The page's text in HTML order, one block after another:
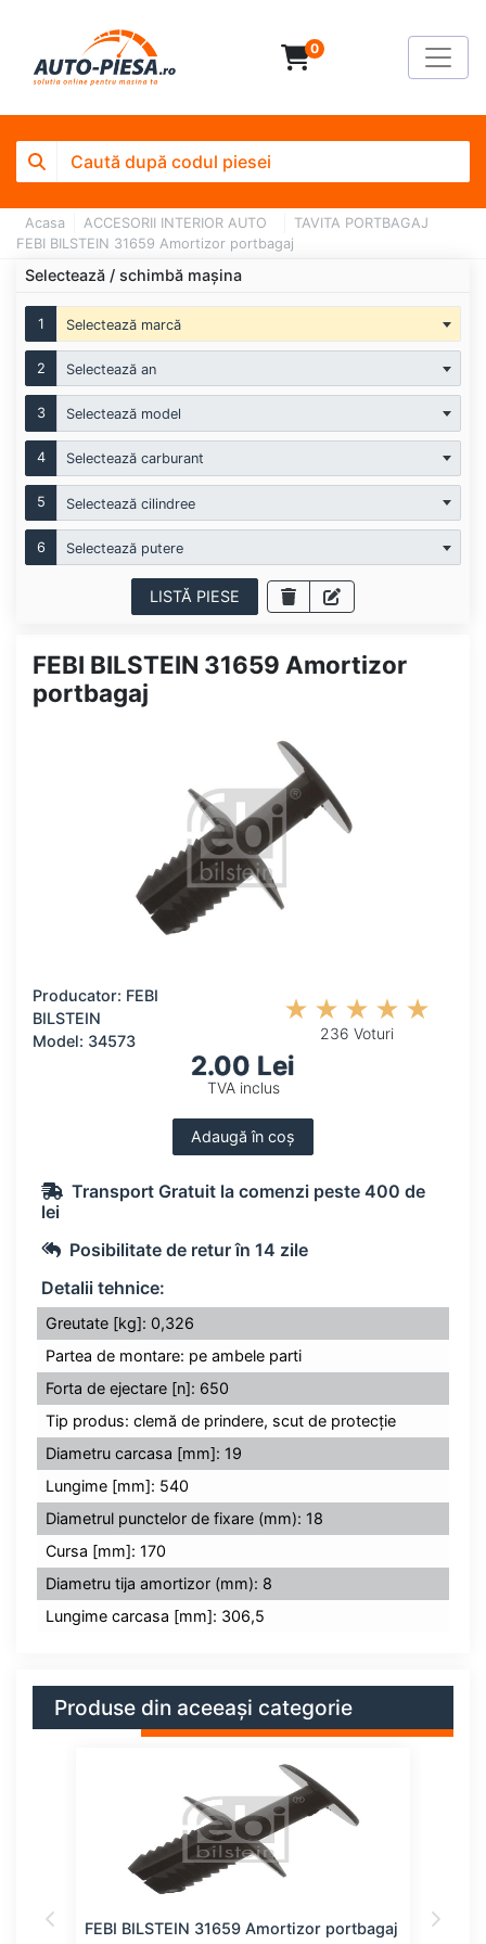
0
Acasa ACCESORII INTERIOR AUTO
TAVITA PORTBAGAJ
FEBI BILSTEIN 31659 Amortizor portbagaj
Selectează / schimbă mașina
1 Selectează marcă
2 Selectează an
3 Selectează model
4 Selectează carburant
5 Selectează cilindree
6 Selectează putere
LISTĂ PIESE
FEBI BILSTEIN 31659 Amortizor
portbagaj
Producator: FEBI
BILSTEIN
Model: 34573
236 Voturi
2.00 Lei
TVA inclus
Adaugă în coș
Transport Gratuit la comenzi peste 400 de
lei
Posibilitate de retur în 14 zile
Detalii tehnice:
Greutate [kg]: 0,326
Partea de montare: pe ambele parti
Forta de ejectare [n]: 650
Tip produs: clemă de prindere, scut de protecție
Diametru carcasa [mm]: 19
Lungime [mm]: 540
Diametrul punctelor de fixare (mm): 18
Cursa [mm]: 170
Diametru tija amortizor (mm): 8
Lungime carcasa [mm]: 306,5
Produse din aceeași categorie
FEBI BILSTEIN 31659 Amortizor portbagaj